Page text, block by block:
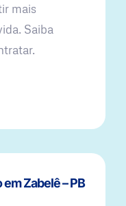
mais
Saiba
Zabelê – PB